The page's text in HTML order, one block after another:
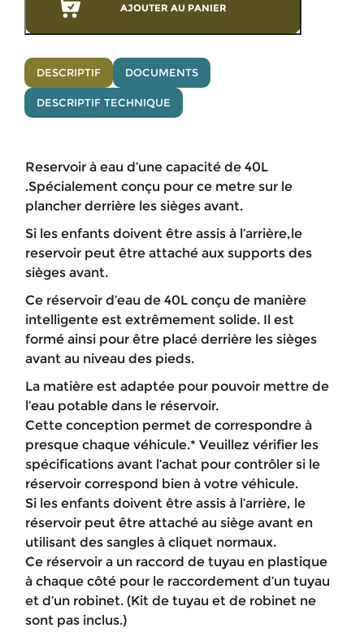
AJOUTER AU PANIER
DESCRIPTIF DOCUMENTS
DESCRIPTIF TECHNIQUE
Reservoir à eau d’une capacité de 40L
.Spécialement conçu pour ce metre sur le
plancher derrière les sièges avant.
Si les enfants doivent être assis à l’arrière,le
reservoir peut être attaché aux supports des
sièges avant.
Ce réservoir d’eau de 40L conçu de manière
intelligente est extrêmement solide. Il est
formé ainsi pour être placé derrière les sièges
avant au niveau des pieds.
La matière est adaptée pour pouvoir mettre de
l’eau potable dans le réservoir.
Cette conception permet de correspondre à
presque chaque véhicule.* Veuillez vérifier les
spécifications avant l’achat pour contrôler si le
réservoir correspond bien à votre véhicule.
Si les enfants doivent être assis à l’arrière, le
réservoir peut être attaché au siège avant en
utilisant des sangles à cliquet normaux.
Ce réservoir a un raccord de tuyau en plastique
à chaque côté pour le raccordement d’un tuyau
et d’un robinet. (Kit de tuyau et de robinet ne
sont pas inclus.)